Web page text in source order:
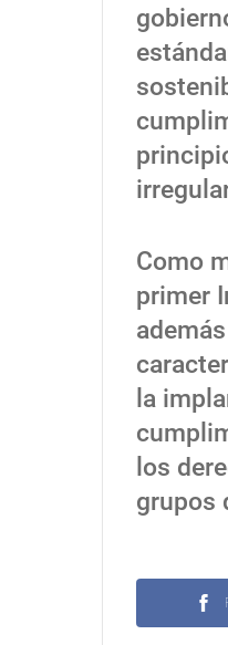
Como
primer
la
los
grupos